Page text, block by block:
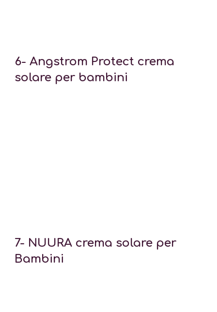
6- Angstrom Protect crema
solare per bambini
7- NUURA crema solare per
Bambini